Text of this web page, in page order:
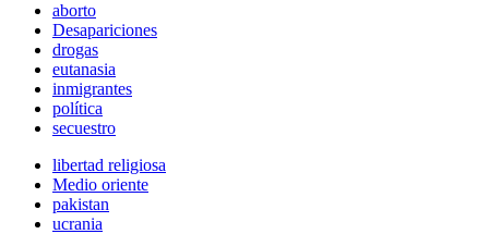
aborto
Desapariciones
drogas
eutanasia
inmigrantes
política
secuestro
libertad religiosa
Medio oriente
pakistan
ucrania